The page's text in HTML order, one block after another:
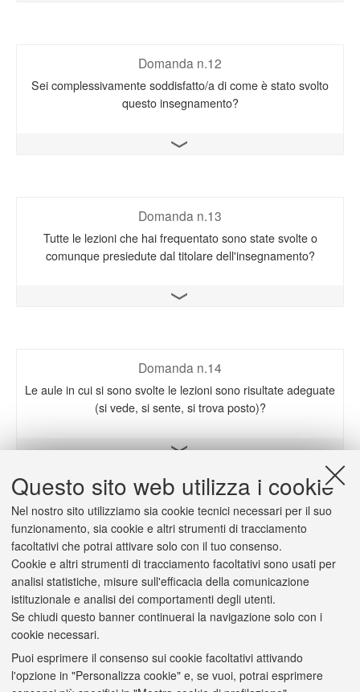
Questo sito web utilizza i cookie
Nel nostro sito utilizziamo sia cookie tecnici necessari per il suo
funzionamento, sia cookie e altri strumenti di tracciamento
facoltativi che potrai attivare solo con il tuo consenso.
Cookie e altri strumenti di tracciamento facoltativi sono usati per
analisi statistiche, misure sull'efficacia della comunicazione
istituzionale e analisi dei comportamenti degli utenti.
Se chiudi questo banner continuerai la navigazione solo con i
cookie necessari.
Puoi esprimere il consenso sui cookie facoltativi attivando
l'opzione in "Personalizza cookie" e, se vuoi, potrai esprimere
Domanda n.12
Sei complessivamente soddisfatto/a di come è stato svolto
questo insegnamento?
Apri il grafico
Domanda n.13
Tutte le lezioni che hai frequentato sono state svolte o
comunque presiedute dal titolare dell'insegnamento?
Apri il grafico
Domanda n.14
Le aule in cui si sono svolte le lezioni sono risultate adeguate
(si vede, si sente, si trova posto)?
Apri il grafico
Domanda n.15
L'orario delle lezioni degli insegnamenti previsti nel periodo
di riferimento è stato congegnato in modo tale da consentire
una frequenza e una attività di studio individuale adeguate?
Apri il grafico